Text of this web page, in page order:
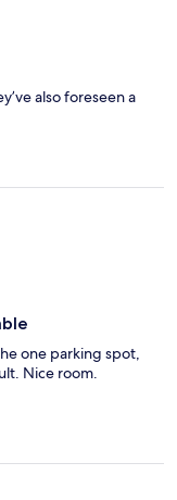
also foreseen a
one parking spot,
Nice room.